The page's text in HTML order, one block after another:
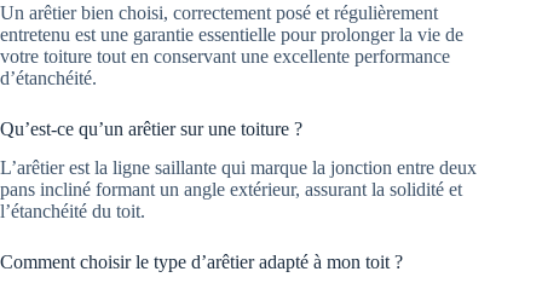
Un arêtier bien choisi, correctement posé et régulièrement
entretenu est une garantie essentielle pour prolonger la vie de
votre toiture tout en conservant une excellente performance
d’étanchéité.
Qu’est-ce qu’un arêtier sur une toiture ?
L’arêtier est la ligne saillante qui marque la jonction entre deux
pans incliné formant un angle extérieur, assurant la solidité et
l’étanchéité du toit.
Comment choisir le type d’arêtier adapté à mon toit ?